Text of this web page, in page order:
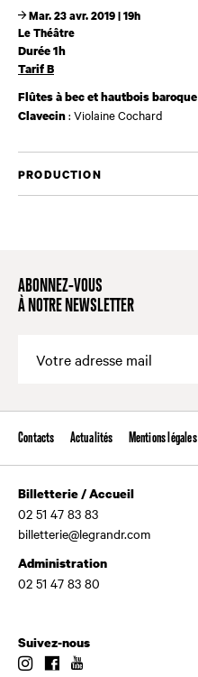
Mar. 23 avr. 2019 | 19h
Le Théâtre
Durée 1h
Tarif B
Flûtes à bec et hautbois baroque
Clavecin: Violaine Cochard
PRODUCTION
ABONNEZ-VOUS
À NOTRE NEWSLETTER
Contacts Actualités Mentions légales
Billetterie / Accueil
02 51 47 83 83
billetterie@legrandr.com
Administration
02 51 47 83 80
Suivez-nous
InstagramFacebook